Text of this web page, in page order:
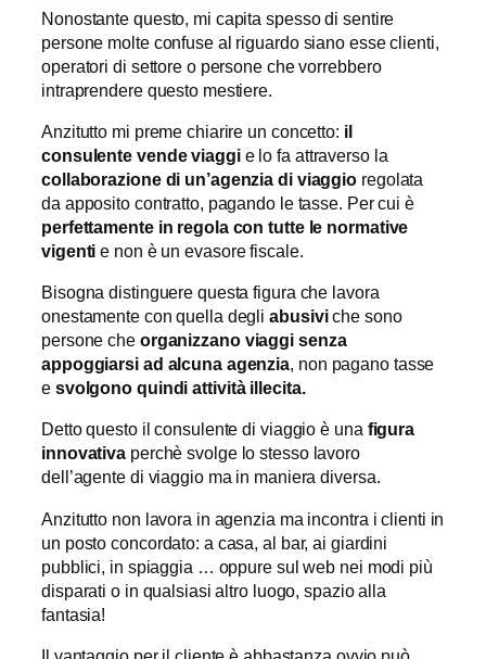
Nonostante questo, mi capita spesso di sentire
persone molte confuse al riguardo siano esse clienti,
operatori di settore o persone che vorrebbero
intraprendere questo mestiere.
Anzitutto mi preme chiarire un concetto: il
consulente vende viaggie lo fa attraverso la
collaborazione di un’agenzia di viaggio regolata
da apposito contratto, pagando le tasse. Per cui è
perfettamente in regola con tutte le normative
vigentie non è un evasore fiscale.
Bisogna distinguere questa figura che lavora
onestamente con quella degliabusiviche sono
persone che organizzano viaggi senza
appoggiarsi ad alcuna agenzia, non pagano tasse
e svolgono quindi attività illecita.
Detto questo il consulente di viaggio è una figura
innovativa perchè svolge lo stesso lavoro
dell’agente di viaggio ma in maniera diversa.
Anzitutto non lavora in agenzia ma incontra i clienti in
un posto concordato: a casa, al bar, ai giardini
pubblici, in spiaggia … oppure sul web nei modi più
disparati o in qualsiasi altro luogo, spazio alla
fantasia!